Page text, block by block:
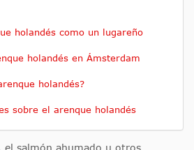
holandés como un lugareño
holandés en Ámsterdam
holandés?
sobre el arenque holandés